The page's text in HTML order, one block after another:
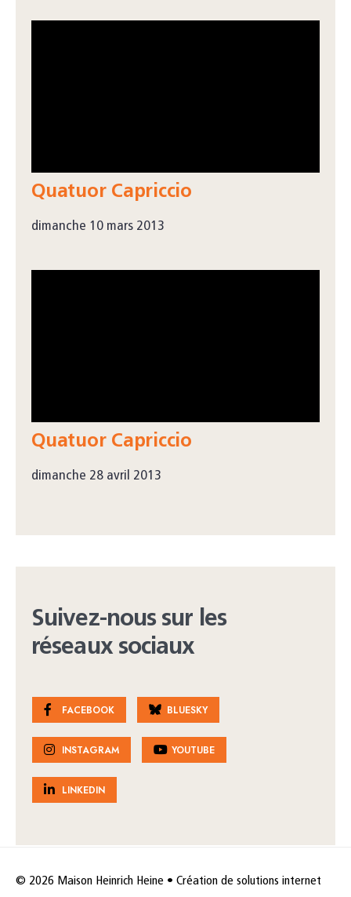
Quatuor Capriccio
dimanche 10 mars 2013
Quatuor Capriccio
dimanche 28 avril 2013
Suivez-nous sur les
réseaux sociaux
FACEBOOK BLUESKY
INSTAGRAM YOUTUBE
LINKEDIN
© 2026 Maison Heinrich Heine • Création de solutions internet